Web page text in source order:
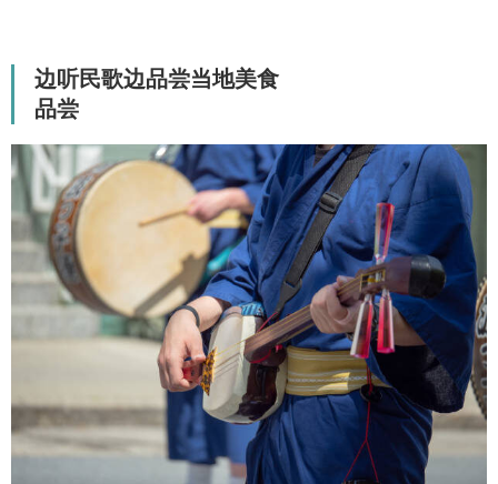
边听民歌边品尝当地美食
品尝